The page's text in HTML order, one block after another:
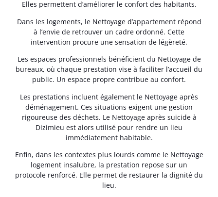
Elles permettent d’améliorer le confort des habitants.
Dans les logements, le Nettoyage d’appartement répond
à l’envie de retrouver un cadre ordonné. Cette
intervention procure une sensation de légèreté.
Les espaces professionnels bénéficient du Nettoyage de
bureaux, où chaque prestation vise à faciliter l’accueil du
public. Un espace propre contribue au confort.
Les prestations incluent également le Nettoyage après
déménagement. Ces situations exigent une gestion
rigoureuse des déchets. Le Nettoyage après suicide à
Dizimieu est alors utilisé pour rendre un lieu
immédiatement habitable.
Enfin, dans les contextes plus lourds comme le Nettoyage
logement insalubre, la prestation repose sur un
protocole renforcé. Elle permet de restaurer la dignité du
lieu.